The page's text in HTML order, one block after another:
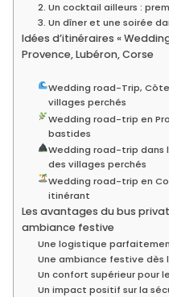
2. Un cocktail ailleurs :
3. Un dîner et une soirée
Idées d’itinéraires «
Provence, Lubéron, Corse
Wedding road-Trip,
villages perchés
Wedding road-trip en
bastides
Wedding road-trip dans
des villages perchés
Wedding road-trip en
itinérant
Les avantages du bus
ambiance festive
Une logistique
Une ambiance festive
Un confort supérieur pour
Un impact positif sur la